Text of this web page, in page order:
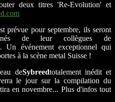
deux titres 'Re-Evolution' et
prévue pour septembre, ils seront
de leur collègues de
Un événement exceptionnel qui
à la scène metal Suisse !
deSybreedtotalement inédit et
le jour sur la compilation du
en novembre... Plus d'infos tout